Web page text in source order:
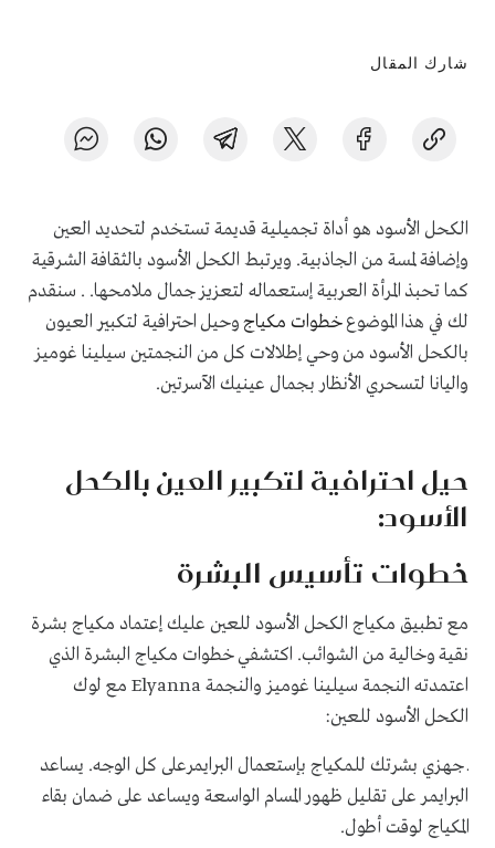
شارك المقال
الكحل الأسود هو أداة تجميلية قديمة تستخدم لتحديد العين
وإضافة لمسة من الجاذبية. ويرتبط الكحل الأسود بالثقافة الشرقية
كما تحبذ المرأة العربية إستعماله لتعزيز جمال ملامحها. . سنقدم
لك في هذا الموضوعخطوات مكياجوحيل احترافية لتكبير العيون
بالكحل الأسود من وحي إطلالات كل من النجمتين سيلينا غوميز
واليانا لتسحري الأنظار بجمال عينيك الآسرتين.
حيل احترافية لتكبير العين بالكحل
الأسود:
خطوات تأسيس البشرة
مع تطبيق مكياج الكحل الأسود للعين عليك إعتماد مكياج بشرة
نقية وخالية من الشوائب. اكتشفي خطوات مكياج البشرة الذي
اعتمدته النجمة سيلينا غوميز والنجمةElyanna مع لوك
الكحل الأسود للعين:
ـ جهزي بشرتك للمكياج بإستعمال البرايمرعلى كل الوجه. يساعد
البرايمر على تقليل ظهور المسام الواسعة ويساعد على ضمان بقاء
المكياج لوقت أطول.